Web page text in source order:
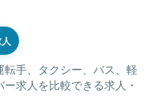
転手、タクシー、バス、軽
求人を比較できる求人・